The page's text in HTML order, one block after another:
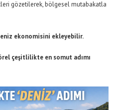
gözetilerek, bölgesel mutabakatla
ekonomisini ekleyebilir.
çeşitlilikte en somut adımı